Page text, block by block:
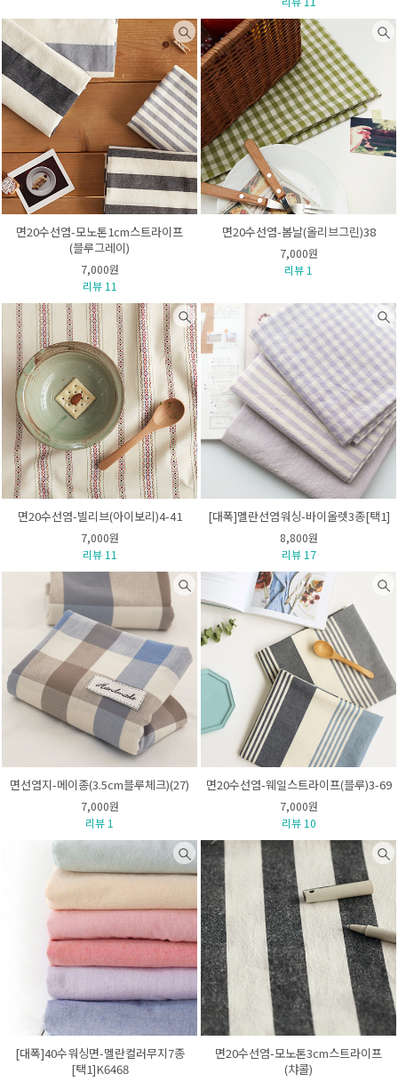
면20수선염-모노톤1cm스트라이프
(블루그레이)
7,000원
리뷰 11
면20수선염-봄날(올리브그린)38
7,000원
리뷰 1
면20수선염-빌리브(아이보리)4-41
7,000원
리뷰 11
[대폭]멜란선염워싱-바이올렛3종[택1]
8,800원
리뷰 17
면선염지-메이종(3.5cm블루체크)(27)
7,000원
리뷰 1
면20수선염-웨일스트라이프(블루)3-69
7,000원
리뷰 10
[대폭]40수워싱면-멜란컬러무지7종
[택1]K6468
면20수선염-모노톤3cm스트라이프
(챠콜)